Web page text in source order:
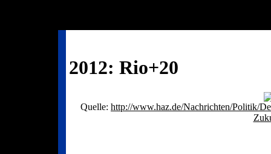
2012: Rio+20
Quelle: http://www.haz.de/Nachrichten/Politik/